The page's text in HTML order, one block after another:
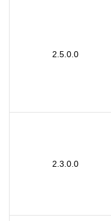
2.5.0.0
2.3.0.0